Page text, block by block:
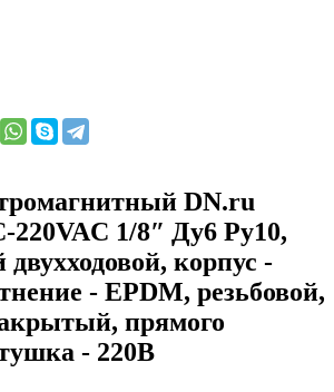
DN.ru
220VAC 1/8″ Ду6 Ру10,
корпус -
- EPDM, резьбовой,
прямого
- 220В